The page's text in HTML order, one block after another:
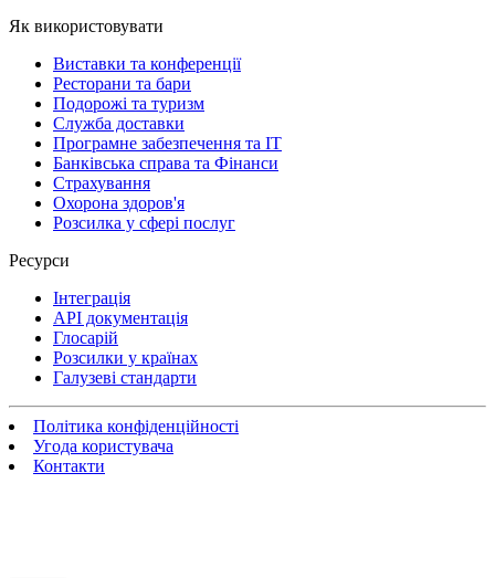
Як використовувати
Виставки та конференції
Ресторани та бари
Подорожі та туризм
Служба доставки
Програмне забезпечення та IT
Банківська справа та Фінанси
Страхування
Охорона здоров'я
Розсилка у сфері послуг
Ресурси
Інтеграція
API документація
Глосарій
Розсилки у країнах
Галузеві стандарти
Політика конфіденційності
Угода користувача
Контакти